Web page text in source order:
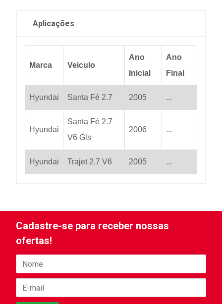
Aplicações
Marca Veiculo
Ano
Inicial
Ano
Final
Hyundai Santa Fé 2.7 2005 ...
Hyundai
Santa Fé 2.7
V6 Gls
2006 ...
Hyundai Trajet 2.7 V6 2005 ...
Cadastre-se para receber nossas
ofertas!